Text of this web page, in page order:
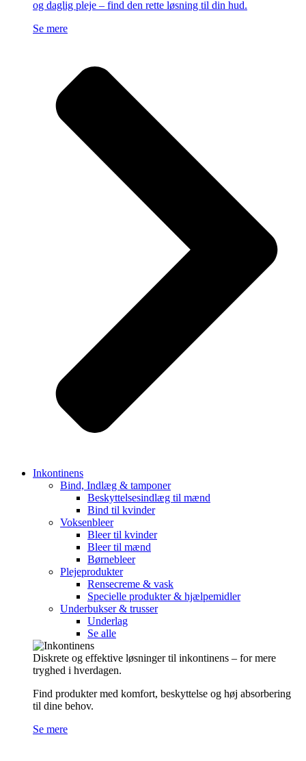
og daglig pleje – find den rette løsning til din hud.
Se mere
Inkontinens
Bind, Indlæg & tamponer
Beskyttelsesindlæg til mænd
Bind til kvinder
Voksenbleer
Bleer til kvinder
Bleer til mænd
Børnebleer
Plejeprodukter
Rensecreme & vask
Specielle produkter & hjælpemidler
Underbukser & trusser
Underlag
Se alle
Diskrete og effektive løsninger til inkontinens – for mere
tryghed i hverdagen.
Find produkter med komfort, beskyttelse og høj absorbering
til dine behov.
Se mere